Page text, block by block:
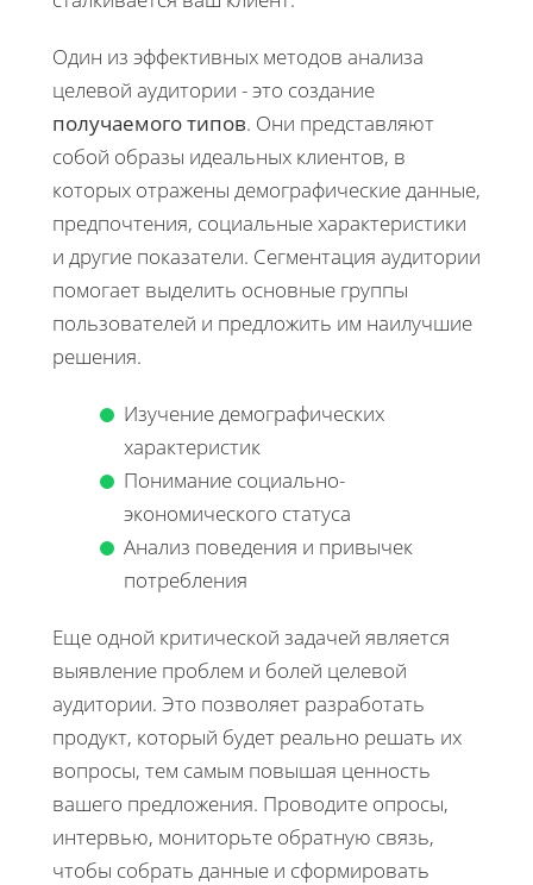
Один из эффективных методов анализа
целевой аудитории - это создание
получаемого типов. Они представляют
собой образы идеальных клиентов, в
которых отражены демографические данные,
предпочтения, социальные характеристики
и другие показатели. Сегментация аудитории
помогает выделить основные группы
пользователей и предложить им наилучшие
решения.
Изучение демографических
характеристик
Понимание социально-
экономического статуса
Анализ поведения и привычек
потребления
Еще одной критической задачей является
выявление проблем и болей целевой
аудитории. Это позволяет разработать
продукт, который будет реально решать их
вопросы, тем самым повышая ценность
вашего предложения. Проводите опросы,
интервью, мониторьте обратную связь,
чтобы собрать данные и сформировать